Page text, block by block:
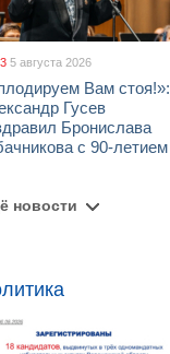
5 августа 2026
Вам стоя!»:
Гусев
Бронислава
с 90-летием
новости